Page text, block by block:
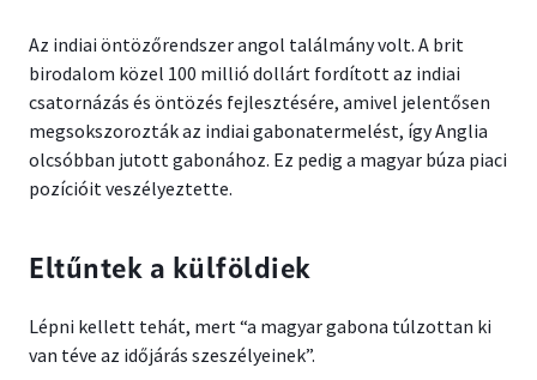
Az indiai öntözőrendszer angol találmány volt. A brit
birodalom közel 100 millió dollárt fordított az indiai
csatornázás és öntözés fejlesztésére, amivel jelentősen
megsokszorozták az indiai gabonatermelést, így Anglia
olcsóbban jutott gabonához. Ez pedig a magyar búza piaci
pozícióit veszélyeztette.
Eltűntek a külföldiek
Lépni kellett tehát, mert “a magyar gabona túlzottan ki
van téve az időjárás szeszélyeinek”.